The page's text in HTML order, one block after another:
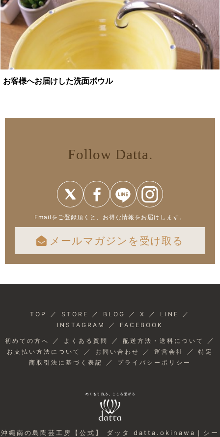
お客様へお届けした洗面ボウル
Follow Datta.
Emailをご登録頂くと、お得な情報をお届けします。
メールマガジンを受け取る
TOP ／ STORE ／ BLOG ／ X ／ LINE ／
INSTAGRAM ／ FACEBOOK
初めての方へ ／ よくある質問 ／ 配送方法・送料について ／
お支払い方法について ／ お問い合わせ ／ 運営会社 ／ 特定
商取引法に基づく表記
／ プライバシーポリシー
沖縄南の島陶芸工房【公式】 ダッタ datta.okinawa｜シー